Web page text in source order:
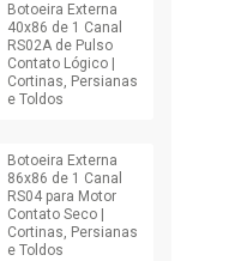
Botoeira Externa
40x86 de 1 Canal
RS02A de Pulso
Contato Lógico |
Cortinas, Persianas
e Toldos
Botoeira Externa
86x86 de 1 Canal
RS04 para Motor
Contato Seco |
Cortinas, Persianas
e Toldos